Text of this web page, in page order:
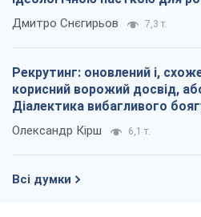
окупантів
Дмитро Снєгирьов 7,3 т.
Рекрутинг: оновлений і,
корисний ворожий досвід,
Діалектика вибагливого
Олександр Кірш 6,1 т.
Всі думки